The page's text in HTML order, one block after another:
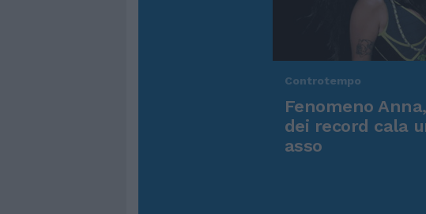
Controtempo
Fenomeno
dei record cala
asso